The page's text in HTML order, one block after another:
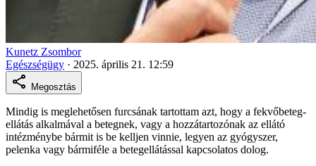
Kunetz Zsombor
Egészségügy · 2025. április 21. 12:59
Megosztás
Mindig is meglehetősen furcsának tartottam azt, hogy a fekvőbeteg-
ellátás alkalmával a betegnek, vagy a hozzátartozónak az ellátó
intézménybe bármit is be kelljen vinnie, legyen az gyógyszer,
pelenka vagy bármiféle a betegellátással kapcsolatos dolog.